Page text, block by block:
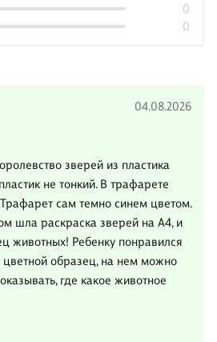
0
0
04.08.2026
зверей из пластика
не тонкий. В трафарете
сам темно синем цветом.
шла раскраска зверей на А4, и
животных! Ребенку понравился
цветной образец, на нем можно
где какое животное